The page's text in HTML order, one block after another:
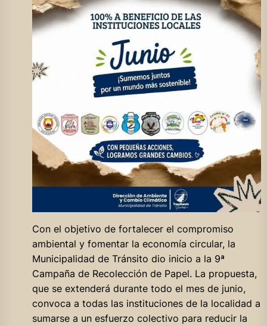
Con el objetivo de fortalecer el compromiso
ambiental y fomentar la economía circular, la
Municipalidad de Tránsito dio inicio a la 9ª
Campaña de Recolección de Papel. La propuesta,
que se extenderá durante todo el mes de junio,
convoca a todas las instituciones de la localidad a
sumarse a un esfuerzo colectivo para reducir la